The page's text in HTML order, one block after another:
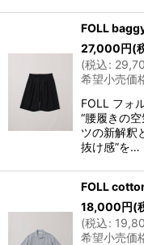
FOLL
27,000円(
(税込:
希望小売価
FOLL フォ
“腰履きの
ツの新解釈
抜け感”を…
FOLL
18,000円(
(税込:
希望小売価